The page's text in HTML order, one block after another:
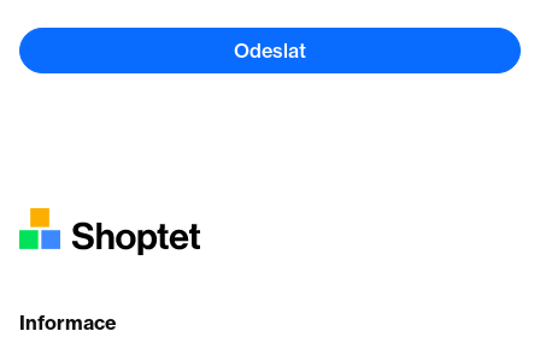
Odeslat
Informace